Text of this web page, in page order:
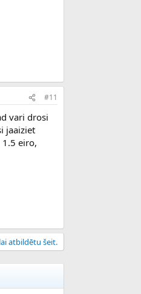
#11
vari drosi
jaaiziet
eiro,
atbildētu šeit.